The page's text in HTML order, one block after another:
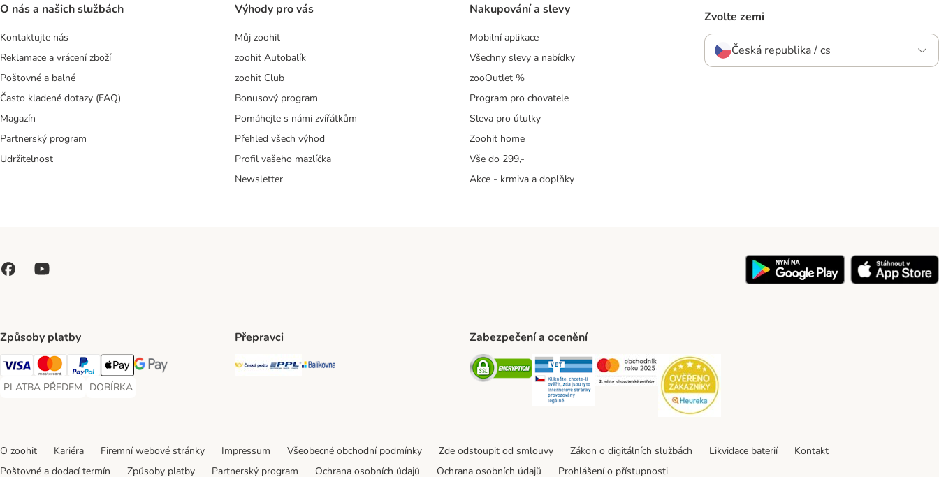
O nás a našich službách
Kontaktujte nás
Reklamace a vrácení zboží
Poštovné a balné
Často kladené dotazy (FAQ)
Magazín
Partnerský program
Udržitelnost
Výhody pro vás
Můj zoohit
zoohit Autobalík
zoohit Club
Bonusový program
Pomáhejte s námi zvířátkům
Přehled všech výhod
Profil vašeho mazlíčka
Newsletter
Nakupování a slevy
Mobilní aplikace
Všechny slevy a nabídky
zooOutlet %
Program pro chovatele
Sleva pro útulky
Zoohit home
Vše do 299,-
Akce - krmiva a doplňky
Zvolte zemi
Česká republika / cs
Způsoby platby
Visa Payment Method
Mastercard Payment Method
PayPal Payment Method
Apple pay Payment Method
GooglePay Payment Method
PLATBA PŘEDEM
PLATBA PŘEDEM Payment Method
DOBÍRKA
DOBÍRKA Payment Method
Přepravci
Česká pošta Shipping Method
PPL Shipping Method
Balíkovna Shipping Method
Zabezpečení a ocenění
Security Security Security
O zoohit Kariéra Firemní webové stránky Impressum Všeobecné obchodní podmínky Zde odstoupit od smlouvy Zákon o digitálních službách Likvidace baterií
Kontakt
Poštovné a dodací termín
Způsoby platby Partnerský program Ochrana osobních údajů Ochrana osobních údajů Prohlášení o přístupnosti